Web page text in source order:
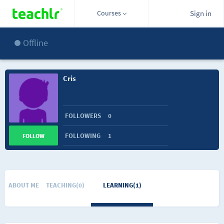
Courses Sign in
Offline
Cris
FOLLOWERS 0
FOLLOWING 1
FOLLOW
ABOUT ME TEACHING(0) LEARNING(1)